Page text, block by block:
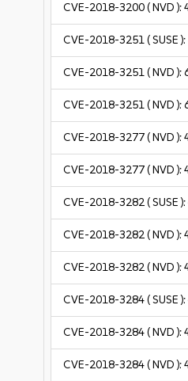
CVE-2018-3200( NVD ):
CVE-2018-3251( SUSE ):
CVE-2018-3251( NVD ):
CVE-2018-3251( NVD ):
CVE-2018-3277( NVD ):
CVE-2018-3277( NVD ):
CVE-2018-3282( SUSE ):
CVE-2018-3282( NVD ):
CVE-2018-3282( NVD ):
CVE-2018-3284( SUSE ):
CVE-2018-3284( NVD ):
CVE-2018-3284( NVD ):